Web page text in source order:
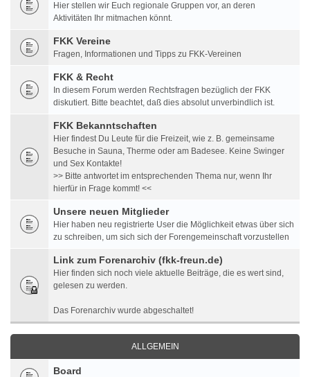
Hier stellen wir Euch regionale Gruppen vor, an deren
Aktivitäten Ihr mitmachen könnt.
FKK Vereine
Fragen, Informationen und Tipps zu FKK-Vereinen
FKK & Recht
In diesem Forum werden Rechtsfragen bezüglich der FKK
diskutiert. Bitte beachtet, daß dies absolut unverbindlich ist.
FKK Bekanntschaften
Hier findest Du Leute für die Freizeit, wie z. B. gemeinsame
Besuche in Sauna, Therme oder am Badesee. Keine Swinger
und Sex Kontakte!
>> Bitte antwortet im entsprechenden Thema nur, wenn Ihr
hierfür in Frage kommt! <<
Unsere neuen Mitglieder
Hier haben neu registrierte User die Möglichkeit etwas über sich
zu schreiben, um sich sich der Forengemeinschaft vorzustellen
Link zum Forenarchiv (fkk-freun.de)
Hier finden sich noch viele aktuelle Beiträge, die es wert sind,
gelesen zu werden.
Das Forenarchiv wurde abgeschaltet!
ALLGEMEIN
Board